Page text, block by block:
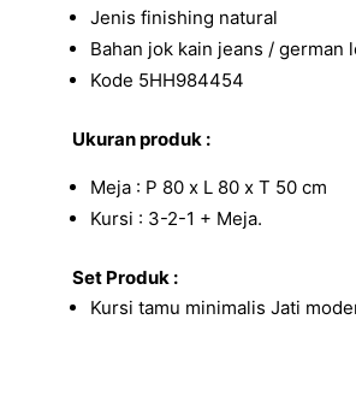
Jenis finishing natural
Bahan jok kain jeans / german
Kode 5HH984454
Ukuran produk :
Meja : P 80 x L 80 x T 50 cm
Kursi : 3-2-1 + Meja.
Set Produk :
Kursi tamu minimalis Jati